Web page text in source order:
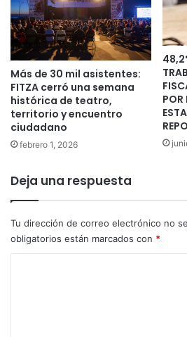
Más de 30 mil asistentes:
FITZA cerró una semana
histórica de teatro,
territorio y encuentro
ciudadano
febrero 1, 2026
POR
Deja una respuesta
Tu dirección de correo electrónico no
obligatorios están marcados con *